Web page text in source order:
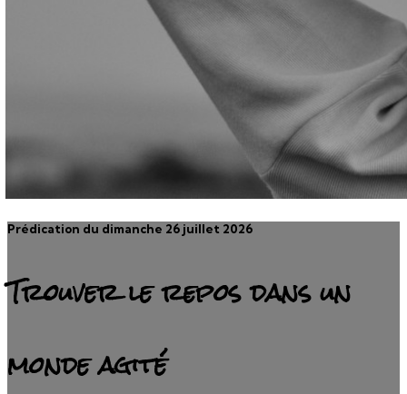
Prédication du dimanche 26 juillet 2026
Trouver le repos dans un
monde agité